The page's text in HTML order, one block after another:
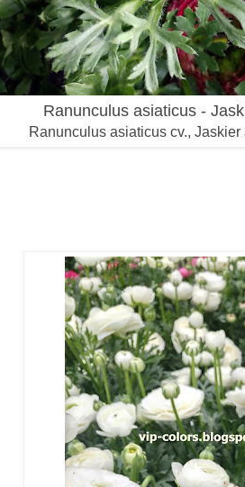
Ranunculus asiaticus -
Ranunculus asiaticus cv.,